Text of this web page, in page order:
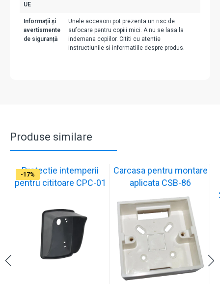
UE
Informații și
avertismente
de siguranță
Unele accesorii pot prezenta un risc de
sufocare pentru copiii mici. A nu se lasa la
indemana copiilor. Cititi cu atentie
instructiunile si informatiile despre produs.
Produse similare
-17%
Protectie intemperii
pentru cititoare CPC-01
-17%
Carcasa pentru montare
aplicata CSB-86
-17%
-17%
-17%
-17%
-17%
-17%
-17%
-17%